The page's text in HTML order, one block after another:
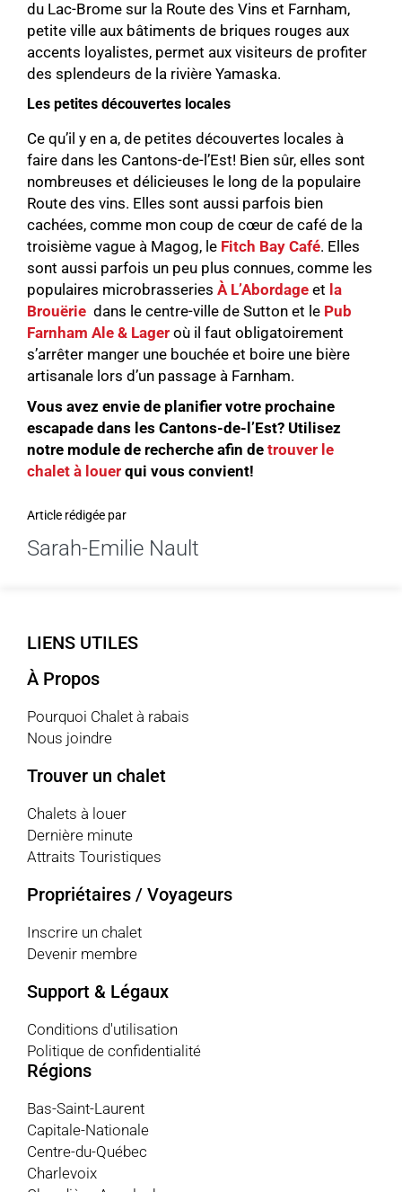
du Lac-Brome sur la Route des Vins et Farnham,
petite ville aux bâtiments de briques rouges aux
accents loyalistes, permet aux visiteurs de profiter
des splendeurs de la rivière Yamaska.
Les petites découvertes locales
Ce qu’il y en a, de petites découvertes locales à
faire dans les Cantons-de-l’Est! Bien sûr, elles sont
nombreuses et délicieuses le long de la populaire
Route des vins. Elles sont aussi parfois bien
cachées, comme mon coup de cœur de café de la
troisième vague à Magog, le Fitch Bay Café. Elles
sont aussi parfois un peu plus connues, comme les
populaires microbrasseries À L’Abordage et la
Brouërie dans le centre-ville de Sutton et le Pub
Farnham Ale & Lager où il faut obligatoirement
s’arrêter manger une bouchée et boire une bière
artisanale lors d’un passage à Farnham.
Vous avez envie de planifier votre prochaine
escapade dans les Cantons-de-l’Est? Utilisez
notre module de recherche afin de trouver le
chalet à louer qui vous convient!
Article rédigée par
Sarah-Emilie Nault
LIENS UTILES
À Propos
Pourquoi Chalet à rabais
Nous joindre
Trouver un chalet
Chalets à louer
Dernière minute
Attraits Touristiques
Propriétaires / Voyageurs
Inscrire un chalet
Devenir membre
Support & Légaux
Conditions d'utilisation
Politique de confidentialité
Régions
Bas-Saint-Laurent
Capitale-Nationale
Centre-du-Québec
Charlevoix